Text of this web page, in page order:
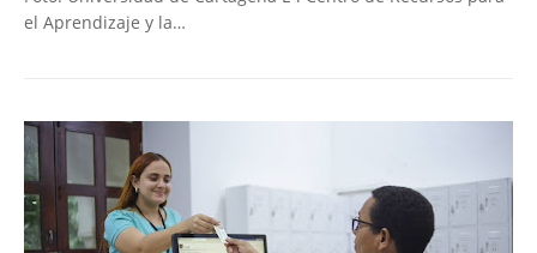
el Aprendizaje y la…